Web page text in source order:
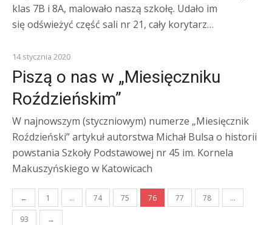
klas 7B i 8A, malowało naszą szkołę. Udało im
się odświeżyć część sali nr 21, cały korytarz…
KOMUNIKATY
14 stycznia 2020
Piszą o nas w „Miesięczniku
Roździeńskim”
W najnowszym (styczniowym) numerze „Miesięcznik
Roździeński” artykuł autorstwa Michał Bulsa o historii
powstania Szkoły Podstawowej nr 45 im. Kornela
Makuszyńskiego w Katowicach
Stronicowanie
wpisów
← 1 … 74 75 76 77 78 …
93 →